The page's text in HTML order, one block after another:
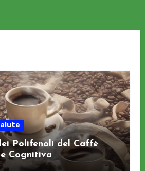
Polifenoli del Caffè
Cognitiva